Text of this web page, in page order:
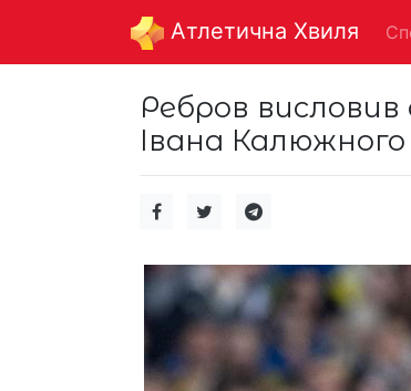
Aтлетична Хвиля
Ребров
Івана Калюжного